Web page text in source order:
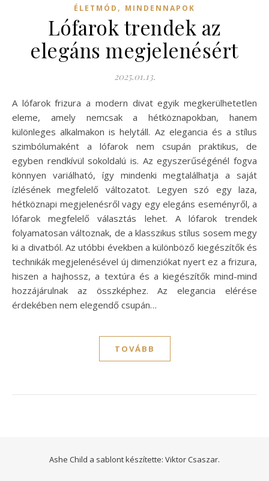
ÉLETMÓD , MINDENNAPOK
Lófarok trendek az
elegáns megjelenésért
2025.01.13.
A lófarok frizura a modern divat egyik megkerülhetetlen
eleme, amely nemcsak a hétköznapokban, hanem
különleges alkalmakon is helytáll. Az elegancia és a stílus
szimbólumaként a lófarok nem csupán praktikus, de
egyben rendkívül sokoldalú is. Az egyszerűségénél fogva
könnyen variálható, így mindenki megtalálhatja a saját
ízlésének megfelelő változatot. Legyen szó egy laza,
hétköznapi megjelenésről vagy egy elegáns eseményről, a
lófarok megfelelő választás lehet. A lófarok trendek
folyamatosan változnak, de a klasszikus stílus sosem megy
ki a divatból. Az utóbbi években a különböző kiegészítők és
technikák megjelenésével új dimenziókat nyert ez a frizura,
hiszen a hajhossz, a textúra és a kiegészítők mind-mind
hozzájárulnak az összképhez. Az elegancia elérése
érdekében nem elegendő csupán…
TOVÁBB
Ashe Child a sablont készítette: Viktor Csaszar.